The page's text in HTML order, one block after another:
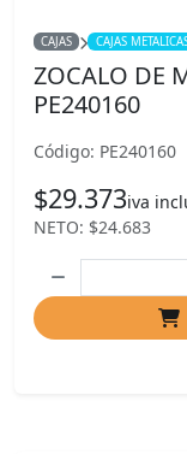
CAJAS CAJAS
ZOCALO DE
PE240160
Código: PE240160
$29.373iva
NETO: $24.683